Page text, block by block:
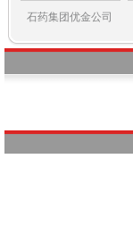
石药集团优金公司